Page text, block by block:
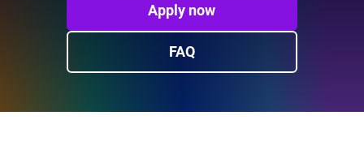
Apply now
FAQ